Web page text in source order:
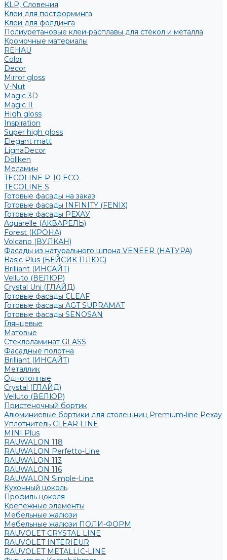
KLP, Словения
Клеи для постформинга
Клеи для фолдинга
Полиуретановые клеи-расплавы для стёкол и металла
Кромочные материалы
REHAU
Color
Decor
Mirror gloss
V-Nut
Magic 3D
Magic II
High gloss
Inspiration
Super high gloss
Elegant matt
LignaDecor
Döllken
Меламин
TECOLINE P-10 ECO
TECOLINE S
Готовые фасады на заказ
Готовые фасады INFINITY (FENIX)
Готовые фасады РЕХАУ
Aquarelle (АКВАРЕЛЬ)
Forest (КРОНА)
Volcano (ВУЛКАН)
Фасады из натурального шпона VENEER (НАТУРА)
Basic Plus (БЕЙСИК ПЛЮС)
Brilliant (ИНСАЙТ)
Velluto (ВЕЛЮР)
Crystal Uni (ГЛАЙД)
Готовые фасады CLEAF
Готовые фасады AGT SUPRAMAT
Готовые фасады SENOSAN
Глянцевые
Матовые
Стеклоламинат GLASS
Фасадные полотна
Brilliant (ИНСАЙТ)
Металлик
Однотонные
Crystal (ГЛАЙД)
Velluto (ВЕЛЮР)
Пристеночный бортик
Алюминиевые бортики для столешниц Premium‑line Рехау
Уплотнитель CLEAR LINE
MINI Plus
RAUWALON 118
RAUWALON Perfetto-Line
RAUWALON 113
RAUWALON 116
RAUWALON Simple-Line
Кухонный цоколь
Профиль цоколя
Крепёжные элементы
Мебельные жалюзи
Мебельные жалюзи ПОЛИ-ФОРМ
RAUVOLET CRYSTAL LINE
RAUVOLET INTERIEUR
RAUVOLET METALLIC-LINE